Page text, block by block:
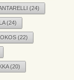
(24)
(24)
(22)
(20)